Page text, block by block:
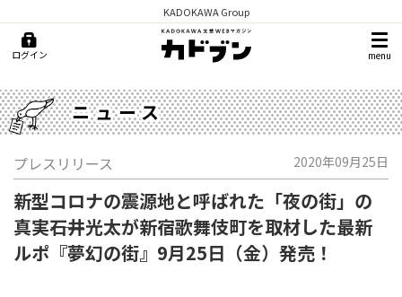
KADOKAWA Group
ログイン menu
ニュース
プレスリリース 2020年09月25日
新型コロナの震源地と呼ばれた「夜の街」の
真実――石井光太が新宿歌舞伎町を取材した最新
ルポ『夢幻の街』9月25日（金）発売！